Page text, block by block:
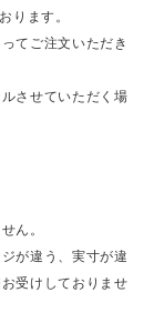
ります。
てご注文いただき
させていただく場
ん。
が違う、実寸が違
受けしておりませ